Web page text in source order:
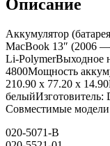
Описание
Аккумулятор
MacBook 13″ (2006
Li-PolymerВыходное
4800Мощность
210.90 x 77.20 x
белыйИзготовитель:
Совместимые
020-5071-B